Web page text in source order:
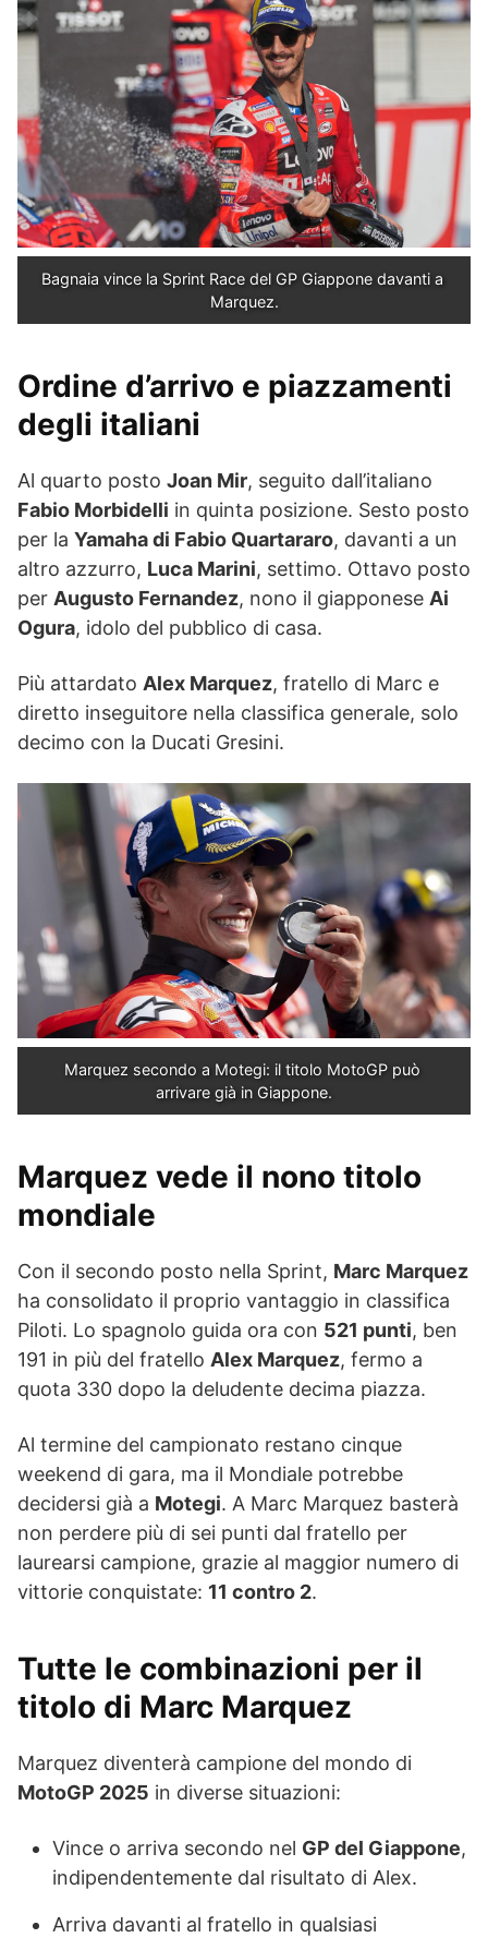
Bagnaia vince la Sprint Race del GP Giappone davanti a
Marquez.
Ordine d’arrivo e piazzamenti
degli italiani
Al quarto posto Joan Mir, seguito dall’italiano
Fabio Morbidelli in quinta posizione. Sesto posto
per la Yamaha di Fabio Quartararo, davanti a un
altro azzurro, Luca Marini, settimo. Ottavo posto
per Augusto Fernandez, nono il giapponese Ai
Ogura, idolo del pubblico di casa.
Più attardato Alex Marquez, fratello di Marc e
diretto inseguitore nella classifica generale, solo
decimo con la Ducati Gresini.
Marquez secondo a Motegi: il titolo MotoGP può
arrivare già in Giappone.
Marquez vede il nono titolo
mondiale
Con il secondo posto nella Sprint, Marc Marquez
ha consolidato il proprio vantaggio in classifica
Piloti. Lo spagnolo guida ora con 521 punti, ben
191 in più del fratello Alex Marquez, fermo a
quota 330 dopo la deludente decima piazza.
Al termine del campionato restano cinque
weekend di gara, ma il Mondiale potrebbe
decidersi già a Motegi. A Marc Marquez basterà
non perdere più di sei punti dal fratello per
laurearsi campione, grazie al maggior numero di
vittorie conquistate: 11 contro 2.
Tutte le combinazioni per il
titolo di Marc Marquez
Marquez diventerà campione del mondo di
MotoGP 2025 in diverse situazioni:
Vince o arriva secondo nel GP del Giappone,
indipendentemente dal risultato di Alex.
Arriva davanti al fratello in qualsiasi